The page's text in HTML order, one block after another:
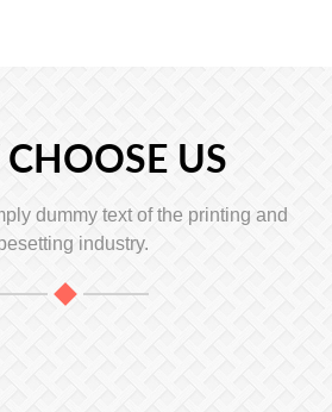
US
dummy text of the printing and
industry.